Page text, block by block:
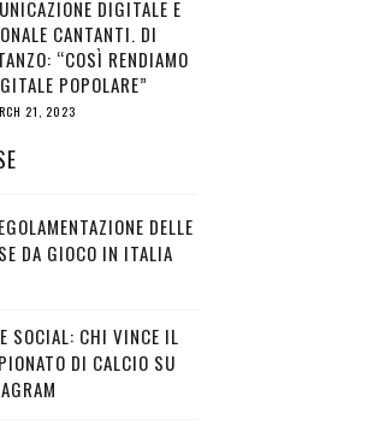
DIGITALE E
CANTANTI. DI
“COSÌ RENDIAMO
POPOLARE”
21, 2023
DELLE
DA GIOCO IN ITALIA
SOCIAL: CHI VINCE IL
DI CALCIO SU